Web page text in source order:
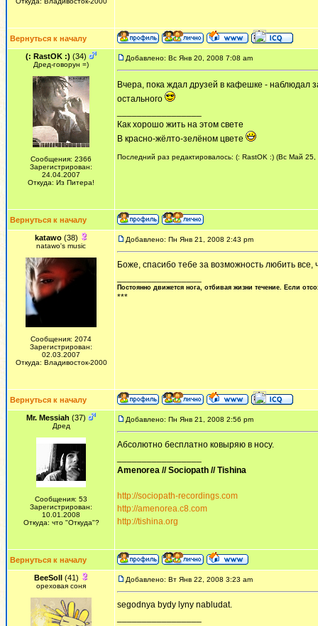
Вернуться к началу
(: RastOK :) (34)
Дред-говорун =)
Сообщения: 2366
Зарегистрирован:
24.04.2007
Откуда: Из Питера!
Добавлено: Вс Янв 20, 2008 7:08 am
Вчера, пока ждал друзей в кафешке - наблюдал
остального
Как хорошо жить на этом свете
В красно-жёлто-зелёном цвете
Последний раз редактировалось: (: RastOK :) (Вс Май
Вернуться к началу
katawo(38)
natawo's music
Сообщения: 2074
Зарегистрирован:
02.03.2007
Откуда: Владивосток-2000
Добавлено: Пн Янв 21, 2008 2:43 pm
Боже, спасибо тебе за возможность любить все,
Постоянно движется нога, отбивая жизни течение. Если
***
Вернуться к началу
Mr. Messiah (37)
Дред
Сообщения: 53
Зарегистрирован:
10.01.2008
Откуда: что "Откуда"?
Добавлено: Пн Янв 21, 2008 2:56 pm
Абсолютно бесплатно ковыряю в носу.
Amenorea // Sociopath // Tishina
http://sociopath-recordings.com
http://amenorea.c8.com
http://tishina.org
Вернуться к началу
BeeSoll(41)
ореховая соня
Добавлено: Вт Янв 22, 2008 3:23 am
segodnya bydy lyny nabludat.